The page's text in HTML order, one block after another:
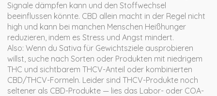
Signale dämpfen kann und den Stoffwechsel
beeinflussen könnte. CBD allein macht in der Regel nicht
high und kann bei manchen Menschen Heißhunger
reduzieren, indem es Stress und Angst mindert.
Also: Wenn du Sativa für Gewichtsziele ausprobieren
willst, suche nach Sorten oder Produkten mit niedrigem
THC und sichtbarem THCV-Anteil oder kombinierten
CBD/THCV-Formeln. Leider sind THCV-Produkte noch
seltener als CBD-Produkte — lies das Labor- oder COA-